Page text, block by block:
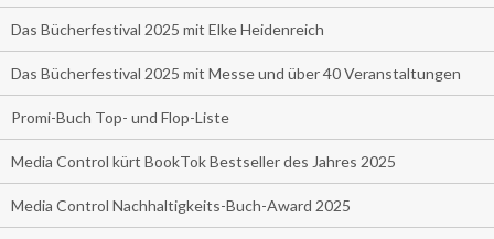
Das Bücherfestival 2025 mit Elke Heidenreich
Das Bücherfestival 2025 mit Messe und über 40 Veranstaltungen
Promi-Buch Top- und Flop-Liste
Media Control kürt BookTok Bestseller des Jahres 2025
Media Control Nachhaltigkeits-Buch-Award 2025